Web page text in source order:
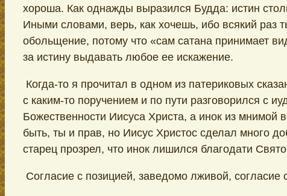
хороша. Как однажды выразился Будда: истин
Иными словами, верь, как хочешь, ибо всякий раз
обольщение, потому что «сам сатана принимает
за истину выдавать любое ее искажение.
Когда-то я прочитал в одном из патериковых
с каким-то поручением и по пути разговорился с
Божественности Иисуса Христа, а инок из мнимой
быть, ты и прав, но Иисус Христос сделал много
старец прозрел, что инок лишился благодати
Согласие с позицией, заведомо лживой, согласие